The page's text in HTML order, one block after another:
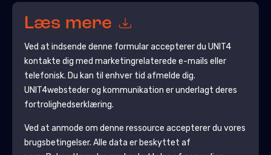
Læs mere
Ved at indsende denne formular accepterer du UNIT4
kontakte dig med marketingrelaterede e-mails eller
telefonisk. Du kan til enhver tid afmelde dig.
UNIT4websteder og kommunikation er underlagt deres
fortrolighedserklæring.
Ved at anmode om denne ressource accepterer du vores
brugsbetingelser. Alle data er beskyttet af